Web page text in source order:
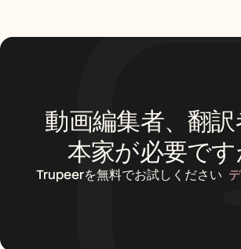
動画編集者、翻
本家が必要です
Trupeerを無料でお試しください